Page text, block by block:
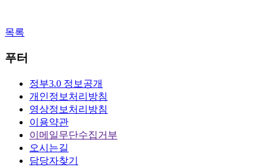
목록
푸터
정부3.0 정보공개
개인정보처리방침
영상정보처리방침
이용약관
이메일무단수집거부
오시는길
담당자찾기